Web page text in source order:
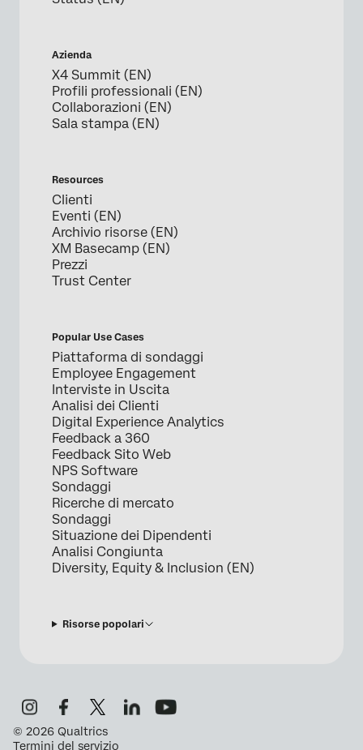
Azienda
X4 Summit (EN)
Profili professionali (EN)
Collaborazioni (EN)
Sala stampa (EN)
Resources
Clienti
Eventi (EN)
Archivio risorse (EN)
XM Basecamp (EN)
Prezzi
Trust Center
Popular Use Cases
Piattaforma di sondaggi
Employee Engagement
Interviste in Uscita
Analisi dei Clienti
Digital Experience Analytics
Feedback a 360
Feedback Sito Web
NPS Software
Sondaggi
Ricerche di mercato
Sondaggi
Situazione dei Dipendenti
Analisi Congiunta
Diversity, Equity & Inclusion (EN)
Risorse popolari
© 2026 Qualtrics
Termini del servizio